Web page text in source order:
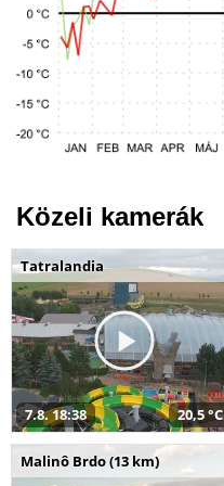
Közeli kamerák
Tatralandia
7.8. 18:38 20,5 °C
Malinô Brdo (13 km)